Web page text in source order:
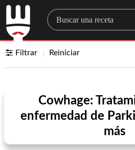
Search for a
Filtrar Reiniciar
Cowhage:
enfermedad de
más